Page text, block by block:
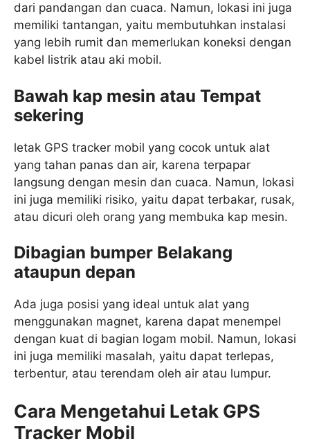
dari pandangan dan cuaca. Namun, lokasi ini juga
memiliki tantangan, yaitu membutuhkan instalasi
yang lebih rumit dan memerlukan koneksi dengan
kabel listrik atau aki mobil.
Bawah kap mesin atau Tempat
sekering
letak GPS tracker mobil yang cocok untuk alat
yang tahan panas dan air, karena terpapar
langsung dengan mesin dan cuaca. Namun, lokasi
ini juga memiliki risiko, yaitu dapat terbakar, rusak,
atau dicuri oleh orang yang membuka kap mesin.
Dibagian bumper Belakang
ataupun depan
Ada juga posisi yang ideal untuk alat yang
menggunakan magnet, karena dapat menempel
dengan kuat di bagian logam mobil. Namun, lokasi
ini juga memiliki masalah, yaitu dapat terlepas,
terbentur, atau terendam oleh air atau lumpur.
Cara Mengetahui Letak GPS
Tracker Mobil